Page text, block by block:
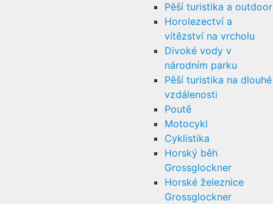
Pěší turistika a outdoor
Horolezectví a
vítězství na vrcholu
Divoké vody v
národním parku
Pěší turistika na dlouhé
vzdálenosti
Poutě
Motocykl
Cyklistika
Horský běh
Grossglockner
Horské železnice
Grossglockner